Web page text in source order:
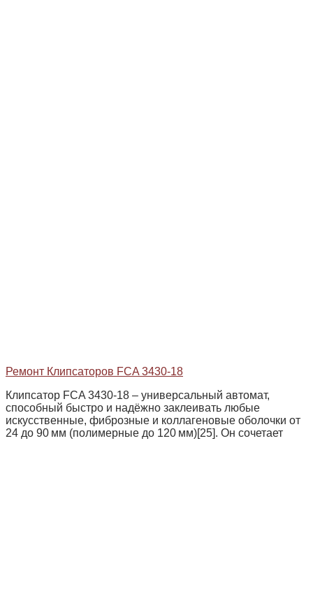
Ремонт Клипсаторов FCA 3430-18
Клипсатор FCA 3430‑18 – универсальный автомат,
способный быстро и надёжно заклеивать любые
искусственные, фиброзные и коллагеновые оболочки от
24 до 90 мм (полимерные до 120 мм)[25]. Он сочетает